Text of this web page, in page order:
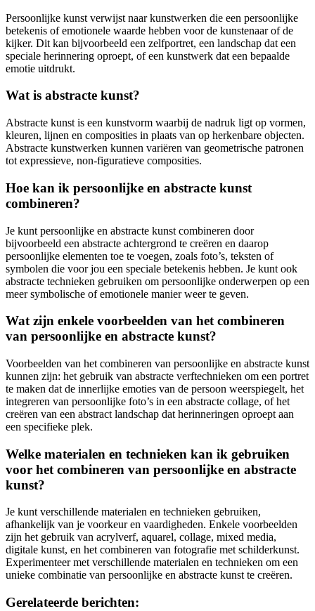
Persoonlijke kunst verwijst naar kunstwerken die een persoonlijke
betekenis of emotionele waarde hebben voor de kunstenaar of de
kijker. Dit kan bijvoorbeeld een zelfportret, een landschap dat een
speciale herinnering oproept, of een kunstwerk dat een bepaalde
emotie uitdrukt.
Wat is abstracte kunst?
Abstracte kunst is een kunstvorm waarbij de nadruk ligt op vormen,
kleuren, lijnen en composities in plaats van op herkenbare objecten.
Abstracte kunstwerken kunnen variëren van geometrische patronen
tot expressieve, non-figuratieve composities.
Hoe kan ik persoonlijke en abstracte kunst
combineren?
Je kunt persoonlijke en abstracte kunst combineren door
bijvoorbeeld een abstracte achtergrond te creëren en daarop
persoonlijke elementen toe te voegen, zoals foto’s, teksten of
symbolen die voor jou een speciale betekenis hebben. Je kunt ook
abstracte technieken gebruiken om persoonlijke onderwerpen op een
meer symbolische of emotionele manier weer te geven.
Wat zijn enkele voorbeelden van het combineren
van persoonlijke en abstracte kunst?
Voorbeelden van het combineren van persoonlijke en abstracte kunst
kunnen zijn: het gebruik van abstracte verftechnieken om een portret
te maken dat de innerlijke emoties van de persoon weerspiegelt, het
integreren van persoonlijke foto’s in een abstracte collage, of het
creëren van een abstract landschap dat herinneringen oproept aan
een specifieke plek.
Welke materialen en technieken kan ik gebruiken
voor het combineren van persoonlijke en abstracte
kunst?
Je kunt verschillende materialen en technieken gebruiken,
afhankelijk van je voorkeur en vaardigheden. Enkele voorbeelden
zijn het gebruik van acrylverf, aquarel, collage, mixed media,
digitale kunst, en het combineren van fotografie met schilderkunst.
Experimenteer met verschillende materialen en technieken om een
unieke combinatie van persoonlijke en abstracte kunst te creëren.
Gerelateerde berichten: